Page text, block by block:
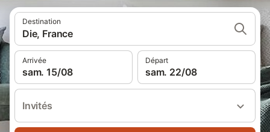
Destination
Die, France
Arrivée
sam. 15/08
Départ
sam. 22/08
Invités